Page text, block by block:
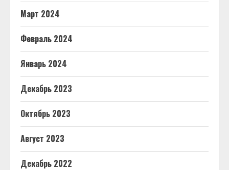
Март 2024
Февраль 2024
Январь 2024
Декабрь 2023
Октябрь 2023
Август 2023
Декабрь 2022